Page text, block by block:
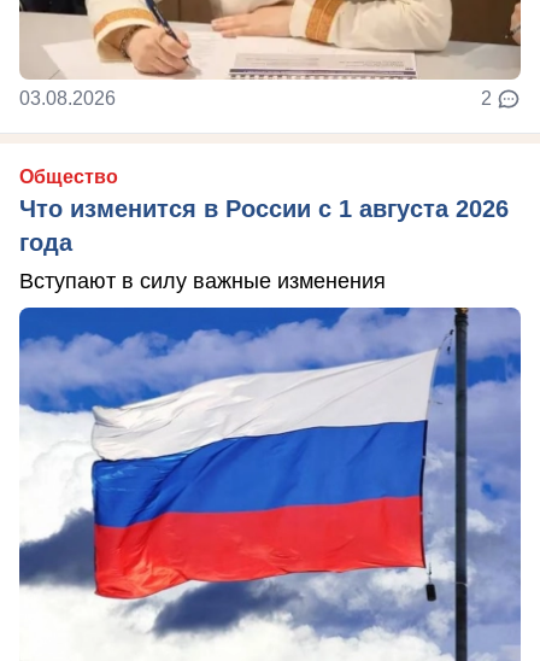
03.08.2026 2
Общество
Что изменится в России с 1 августа 2026
года
Вступают в силу важные изменения